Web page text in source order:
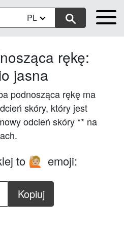
PL
rękę:
jasna
podnosząca rękę ma
skóry, który jest
odcień skóry ** na
to 🙋🏼 emoji:
Kopiuj